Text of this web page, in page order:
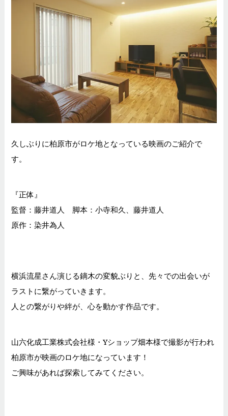
久しぶりに柏原市がロケ地となっている映画のご紹介で
す。
『正体』
監督：藤井道人 脚本：小寺和久、藤井道人
原作：染井為人
横浜流星さん演じる鏑木の変貌ぶりと、先々での出会いが
ラストに繋がっていきます。
人との繋がりや絆が、心を動かす作品です。
山六化成工業株式会社様・Yショップ畑本様で撮影が行われ
柏原市が映画のロケ地になっています！
ご興味があれば探索してみてください。